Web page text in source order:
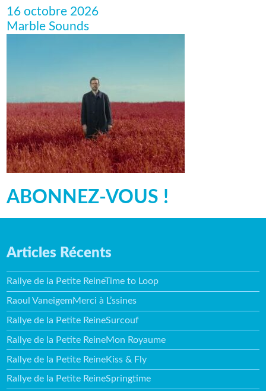
16 octobre 2026
Marble Sounds
ABONNEZ-VOUS !
Articles Récents
Rallye de la Petite ReineTime to Loop
Raoul VaneigemMerci à L’ssines
Rallye de la Petite ReineSurcouf
Rallye de la Petite ReineMon Royaume
Rallye de la Petite ReineKiss & Fly
Rallye de la Petite ReineSpringtime